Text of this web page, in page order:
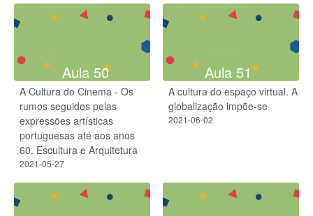
Aula 50
A Cultura do Cinema - Os
rumos seguidos pelas
expressões artísticas
portuguesas até aos anos
60. Escultura e Arquitetura
2021-05-27
Aula 51
A cultura do espaço virtual. A
globalização impõe-se
2021-06-02